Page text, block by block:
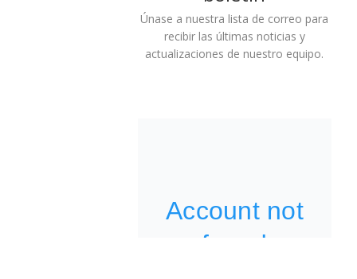
Únase a nuestra lista de correo para
recibir las últimas noticias y
actualizaciones de nuestro equipo.